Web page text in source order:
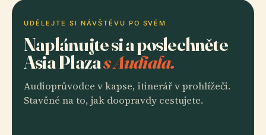
UDĚLEJTE SI NÁVŠTĚVU PO SVÉM
Naplánujte si a poslechněte
Asia Plazas Audiala.
Audioprůvodce v kapse, itinerář v prohlížeči.
Stavěné na to, jak doopravdy cestujete.